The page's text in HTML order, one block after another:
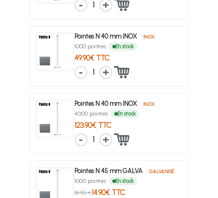
1
Pointes N 40 mm INOX INOX
1000 pointes En stock
49.90€ TTC
1
Pointes N 40 mm INOX INOX
4000 pointes En stock
123.90€ TTC
1
Pointes N 45 mm GALVA GALVANISÉ
1000 pointes En stock
18.90 €14.90€ TTC